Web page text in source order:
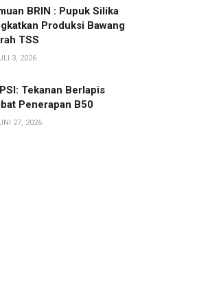
BRIN : Pupuk Silika
Produksi Bawang
TSS
3, 2026
Tekanan Berlapis
Penerapan B50
27, 2026